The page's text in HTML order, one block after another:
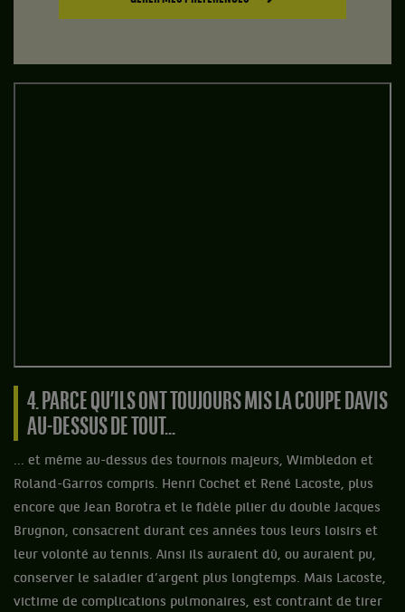
4. PARCE QU’ILS ONT TOUJOURS MIS LA COUPE DAVIS
AU-DESSUS DE TOUT...
... et même au-dessus des tournois majeurs, Wimbledon et
Roland-Garros compris. Henri Cochet et René Lacoste, plus
encore que Jean Borotra et le fidèle pilier du double Jacques
Brugnon, consacrent durant ces années tous leurs loisirs et
leur volonté au tennis. Ainsi ils auraient dû, ou auraient pu,
conserver le saladier d’argent plus longtemps. Mais Lacoste,
victime de complications pulmonaires, est contraint de tirer